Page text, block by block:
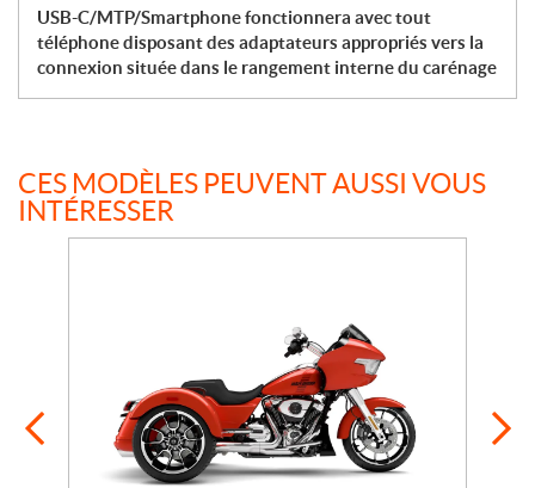
USB-C/MTP/Smartphone fonctionnera avec tout
téléphone disposant des adaptateurs appropriés vers la
connexion située dans le rangement interne du carénage
CES MODÈLES PEUVENT AUSSI VOUS
INTÉRESSER